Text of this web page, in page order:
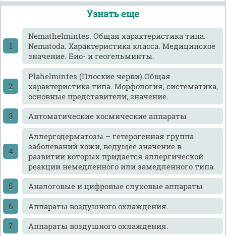
Узнать еще
Nemathelmintes. Общая характеристика типа.
Nematoda. Характеристика класса. Медицинское
значение. Био- и геогельминты.
Plahelmintes (Плоские черви).Общая
характеристика типа. Морфология, систематика,
основные представители, значение.
Автоматические космические аппараты
Аллергодерматозы – гетерогенная группа
заболеваний кожи, ведущее значение в
развитии которых придается аллергической
реакции немедленного или замедленного типа.
Аналоговые и цифровые слуховые аппараты
Аппараты воздушного охлаждения.
Аппараты воздушного охлаждения.